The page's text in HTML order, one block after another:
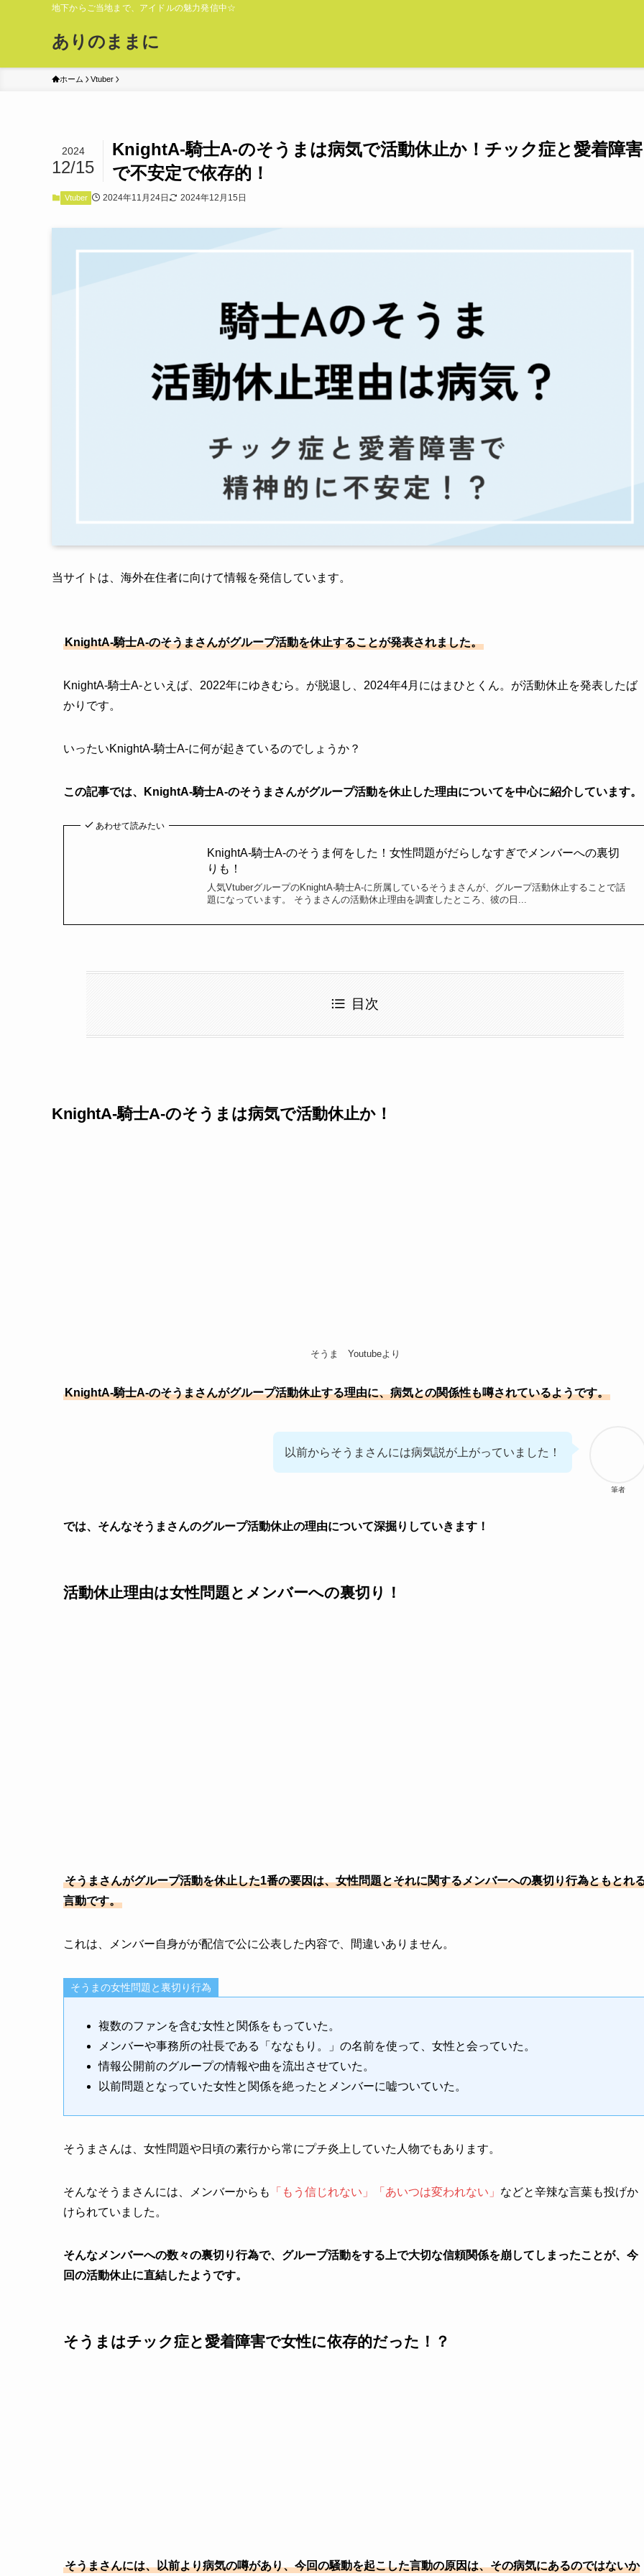
地下からご当地まで、アイドルの魅力発信中☆
ありのままに
ホーム Vtuber
KnightA‐騎士A‐のそうまは病気で活動休止か！チック症と愛着障害
で不安定で依存的！
2024
12/15
Vtuber 2024年11月24日 2024年12月15日
当サイトは、海外在住者に向けて情報を発信しています。
KnightA‐騎士A‐のそうまさんがグループ活動を休止することが発表されました。
KnightA‐騎士A‐といえば、2022年にゆきむら。が脱退し、2024年4月にはまひとくん。が活動休止を発表したば
かりです。
いったいKnightA‐騎士A‐に何が起きているのでしょうか？
この記事では、KnightA‐騎士A‐のそうまさんがグループ活動を休止した理由についてを中心に紹介しています。
あわせて読みたい
KnightA‐騎士A‐のそうま何をした！女性問題がだらしなすぎでメンバーへの裏切
りも！
人気VtuberグループのKnightA‐騎士A‐に所属しているそうまさんが、グループ活動休止することで話
題になっています。 そうまさんの活動休止理由を調査したところ、彼の日...
目次
KnightA‐騎士A‐のそうまは病気で活動休止か！
そうま Youtubeより
KnightA‐騎士A‐のそうまさんがグループ活動休止する理由に、病気との関係性も噂されているようです。
筆者
以前からそうまさんには病気説が上がっていました！
では、そんなそうまさんのグループ活動休止の理由について深掘りしていきます！
活動休止理由は女性問題とメンバーへの裏切り！
そうまさんがグループ活動を休止した1番の要因は、女性問題とそれに関するメンバーへの裏切り行為ともとれ
言動です。
これは、メンバー自身がが配信で公に公表した内容で、間違いありません。
そうまの女性問題と裏切り行為
複数のファンを含む女性と関係をもっていた。
メンバーや事務所の社長である「ななもり。」の名前を使って、女性と会っていた。
情報公開前のグループの情報や曲を流出させていた。
以前問題となっていた女性と関係を絶ったとメンバーに嘘ついていた。
そうまさんは、女性問題や日頃の素行から常にプチ炎上していた人物でもあります。
そんなそうまさんには、メンバーからも 「もう信じれない」「あいつは変われない」 などと辛辣な言葉も投げか
けられていました。
そんなメンバーへの数々の裏切り行為で、グループ活動をする上で大切な信頼関係を崩してしまったことが、今
回の活動休止に直結したようです。
そうまはチック症と愛着障害で女性に依存的だった！？
そうまさんには、以前より病気の噂があり、今回の騒動を起こした言動の原因は、その病気にあるのではないか